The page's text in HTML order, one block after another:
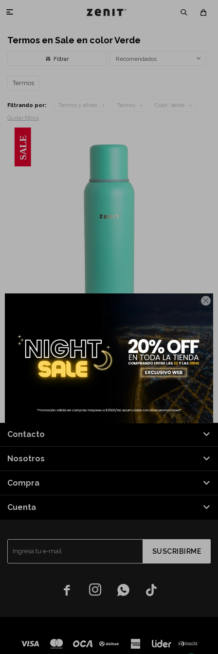


Termos en Sale en color Verde
Recomendados
Termos
Filtrando por: Termos y afines Termos Color: Verde
Quitar filtros
TERMO BALA VERDE AGUA 1LT
$ 999
40
SUSCRIBIRME
   
Contacto
Nosotros
Compra
Cuenta